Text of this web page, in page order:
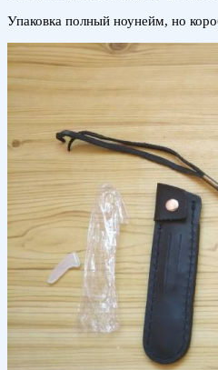
Упаковка полный ноунейм, но